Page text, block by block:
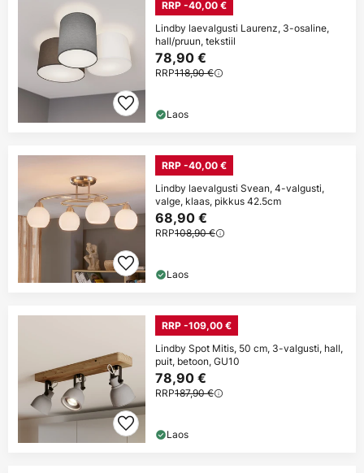
RRP -40,00 €
Lindby laevalgusti Laurenz, 3-osaline,
hall/pruun, tekstiil
78,90 €
RRP118,90 €
Laos
RRP -40,00 €
Lindby laevalgusti Svean, 4-valgusti,
valge, klaas, pikkus 42.5cm
68,90 €
RRP108,90 €
Laos
RRP -109,00 €
Lindby Spot Mitis, 50 cm, 3-valgusti, hall,
puit, betoon, GU10
78,90 €
RRP187,90 €
Laos